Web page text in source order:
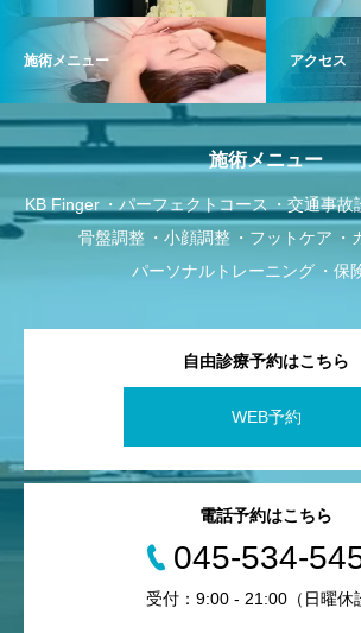
施術メニュー アクセス
施術メニュー
KB Finger パーフェクトコース 交通事故
骨盤調整
小顔調整 フットケア
パーソナルトレーニング
保
自由診療予約はこちら
WEB予約
電話予約はこちら
045-534-
受付：9:00 - 21:00（日曜休